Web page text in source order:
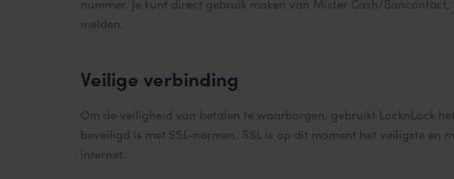
nummer. Je kunt direct gebruik maken van Mister Cash/
melden.
Veilige verbinding
Om de veiligheid van betalen te waarborgen, gebruikt LocknLock
beveiligd is met SSL-normen. SSL is op dit moment het veiligste en
internet.